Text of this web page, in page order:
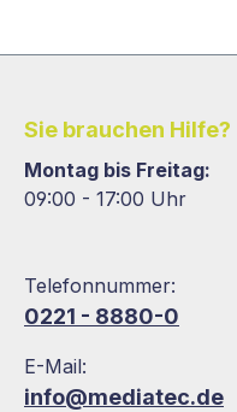
Sie brauchen Hilfe?
Montag bis Freitag:
09:00 - 17:00 Uhr
Telefonnummer:
0221 - 8880-0
E-Mail:
info@mediatec.de